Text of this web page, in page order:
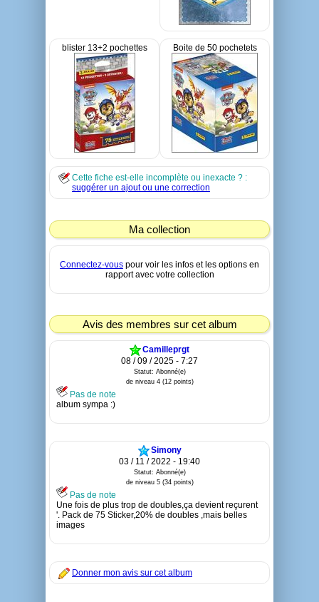
blister 13+2 pochettes Boite de 50 pochetets
Cette fiche est-elle incomplète ou inexacte ? :
suggérer un ajout ou une correction
Ma collection
Connectez-vous pour voir les infos et les options en
rapport avec votre collection
Avis des membres sur cet album
Camilleprgt
08 / 09 / 2025 - 7:27
Statut: Abonné(e)
de niveau 4 (12 points)
Pas de note
album sympa :)
Simony
03 / 11 / 2022 - 19:40
Statut: Abonné(e)
de niveau 5 (34 points)
Pas de note
Une fois de plus trop de doubles,ça devient reçurent
'. Pack de 75 Sticker,20% de doubles ,mais belles
images
Donner mon avis sur cet album